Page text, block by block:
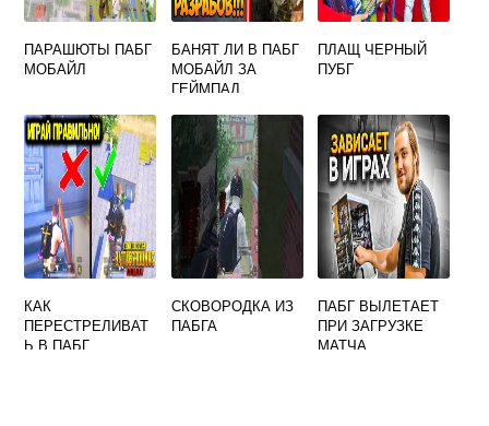
ПАРАШЮТЫ ПАБГ
МОБАЙЛ
БАНЯТ ЛИ В ПАБГ
МОБАЙЛ ЗА
ГЕЙМПАД
ПЛАЩ ЧЕРНЫЙ
ПУБГ
КАК
ПЕРЕСТРЕЛИВАТ
Ь В ПАБГ
СКОВОРОДКА ИЗ
ПАБГА
ПАБГ ВЫЛЕТАЕТ
ПРИ ЗАГРУЗКЕ
МАТЧА